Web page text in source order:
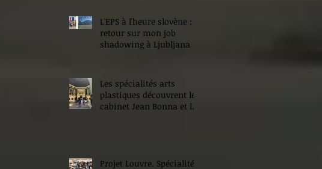
L'EPS à l'heure slovène :
retour sur mon job
shadowing à Ljubljana
Les spécialités arts
plastiques découvrent le
cabinet Jean Bonna et les
Projet Louvre. Spécialité